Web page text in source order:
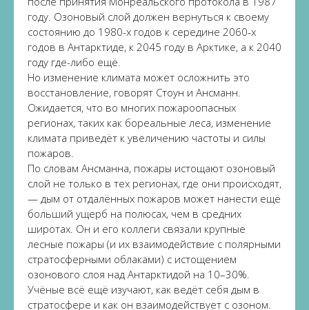
году. Озоновый слой должен вернуться к своему
состоянию до 1980-х годов к середине 2060-х
годов в Антарктиде, к 2045 году в Арктике, а к 2040
году где-либо ещё.
Но изменение климата может осложнить это
восстановление, говорят Стоун и Ансманн.
Ожидается, что во многих пожароопасных
регионах, таких как бореальные леса, изменение
климата приведёт к увеличению частоты и силы
пожаров.
По словам Ансманна, пожары истощают озоновый
слой не только в тех регионах, где они происходят,
— дым от отдалённых пожаров может нанести ещё
больший ущерб на полюсах, чем в средних
широтах. Он и его коллеги связали крупные
лесные пожары (и их взаимодействие с полярными
стратосферными облаками) с истощением
озонового слоя над Антарктидой на 10–30%.
Учёные всё ещё изучают, как ведёт себя дым в
стратосфере и как он взаимодействует с озоном.